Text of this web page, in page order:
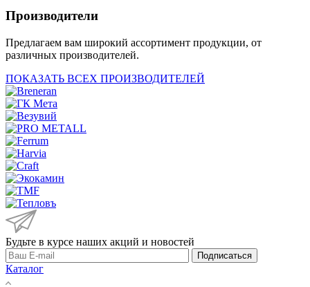
Производители
Предлагаем вам широкий ассортимент продукции, от
различных производителей.
ПОКАЗАТЬ ВСЕХ ПРОИЗВОДИТЕЛЕЙ
Будьте в курсе наших акций и новостей
Подписаться
Каталог